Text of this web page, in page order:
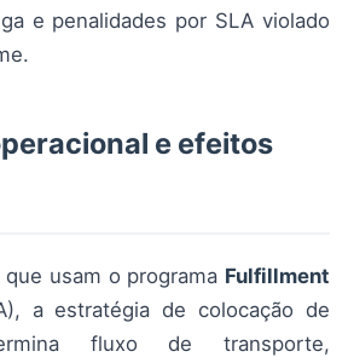
e penalidades por SLA violado
e efeitos
usam o programa Fulfillment
a estratégia de colocação de
fluxo de transporte,